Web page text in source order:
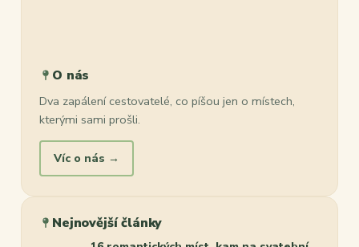
O nás
Dva zapálení cestovatelé, co píšou jen o místech,
kterými sami prošli.
Víc o nás →
Nejnovější články